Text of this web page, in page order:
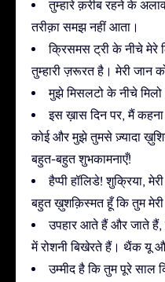
तुम्हारे क़रीब रहने के
तरीक़ा समझ नहीं आता।
क्रिसमस ट्री के नीचे मेरे
तुम्हारी ज़रूरत है। मेरी जान
मुझे मिसलटो के नीचे
इस ख़ास दिन पर, मैं कहना
कोई और मुझे तुमसे ज़्यादा
बहुत-बहुत शुभकामनाएँ!
हैप्पी हॉलिडे! शुक्रिया,
बहुत ख़ुशक़िस्मत हूँ कि तुम मेरी
उपहार आते हैं और जाते हैं,
में रोशनी बिखेरते हैं। थैंक यू
उम्मीद है कि तुम पूरे साल